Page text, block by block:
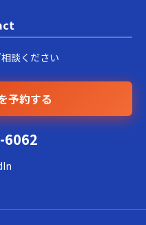
談ください
予約する
6062